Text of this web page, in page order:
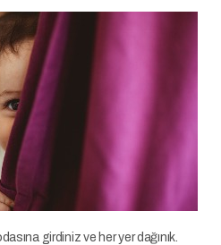
girdiniz ve her yer dağınık.